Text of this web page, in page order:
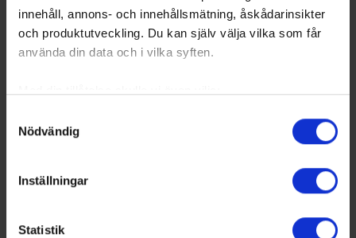
innehåll, annons- och innehållsmätning, åskådarinsikter
och produktutveckling. Du kan själv välja vilka som får
använda din data och i vilka syften.
som kan ha en noggrannhet på upp till flera meter
Ta reda på mer om hur dina personliga uppgifter
Du kan ändra eller dra tillbaka ditt samtycke när som
Nödvändig
Inställningar
Statistik